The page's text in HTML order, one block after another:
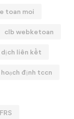
toan moi
clb webketoan
dịch liên kết
hoạch định tccn